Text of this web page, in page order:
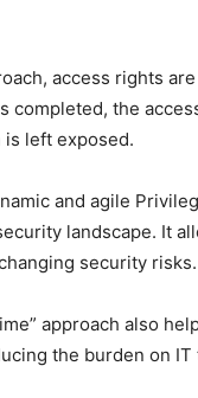
access​ rights
completed, ⁣the
left exposed.
and agile
landscape. It
security risks.
approach ​also
the burden ⁣on